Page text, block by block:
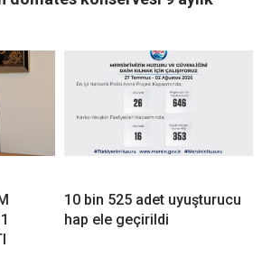
10 bin 525 adet uyuşturucu
hap ele geçirildi